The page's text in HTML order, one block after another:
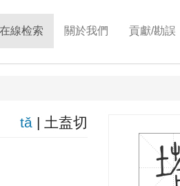
在線检索 關於我們 貢獻/勘誤
tǎ| 土盍切